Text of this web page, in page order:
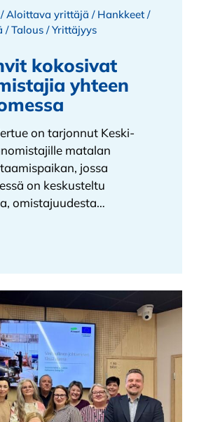
/Aloittava yrittäjä / Hankkeet /
/Talous /Yrittäjyys
kokosivat
yhteen
on tarjonnut Keski-
matalan
jossa
on keskusteltu
omistajuudesta…